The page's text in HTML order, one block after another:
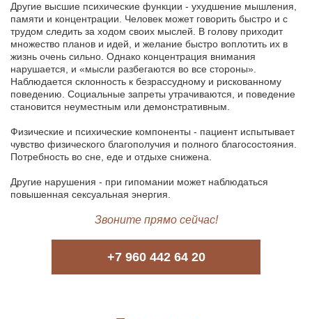
Другие высшие психические функции - ухудшение мышления,
памяти и концентрации. Человек может говорить быстро и с
трудом следить за ходом своих мыслей. В голову приходит
множество планов и идей, и желание быстро воплотить их в
жизнь очень сильно. Однако концентрация внимания
нарушается, и «мысли разбегаются во все стороны».
Наблюдается склонность к безрассудному и рискованному
поведению. Социальные запреты утрачиваются, и поведение
становится неуместным или демонстративным.
Физические и психические компоненты - пациент испытывает
чувство физического благополучия и полного благосостояния.
Потребность во сне, еде и отдыхе снижена.
Другие нарушения - при гипомании может наблюдаться
повышенная сексуальная энергия.
+7 960 442 64 20
Звоните прямо сейчас!